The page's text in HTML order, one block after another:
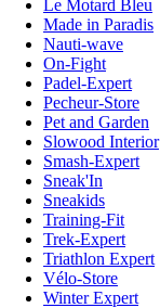
Le Motard Bleu
Made in Paradis
Nauti-wave
On-Fight
Padel-Expert
Pecheur-Store
Pet and Garden
Slowood Interior
Smash-Expert
Sneak'In
Sneakids
Training-Fit
Trek-Expert
Triathlon Expert
Vélo-Store
Winter Expert